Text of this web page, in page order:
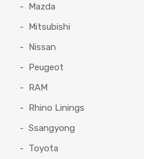
Mazda
Mitsubishi
Nissan
Peugeot
RAM
Rhino Linings
Ssangyong
Toyota